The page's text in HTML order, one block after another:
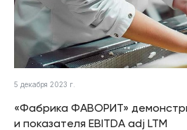
5 декабря 2023 г.
«Фабрика ФАВОРИТ»
и показателя EBITDA adj LTM